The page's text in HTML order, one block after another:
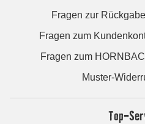
Fragen zur
Fragen zum
Fragen zum
Muster-
Top-